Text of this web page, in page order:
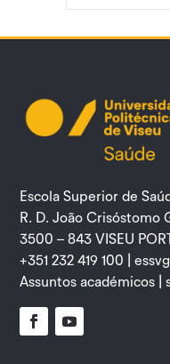
Escola Superior de
R. D. João Crisóstomo
3500 – 843 VISEU
+351 232 419 100 |
Assuntos académicos |